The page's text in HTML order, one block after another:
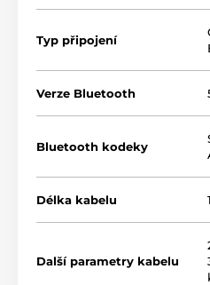
Typ připojení
Verze Bluetooth
Bluetooth kodeky
Délka kabelu
Další parametry kabelu